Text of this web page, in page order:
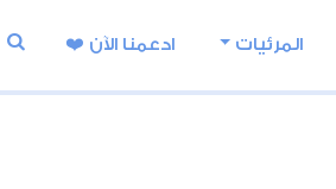
المرئيات ادعمنا اﻵن ❤️